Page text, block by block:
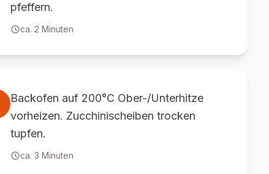
pfeffern.
ca. 2 Minuten
Backofen auf 200°C Ober-/Unterhitze
vorheizen. Zucchinischeiben trocken
tupfen.
ca. 3 Minuten